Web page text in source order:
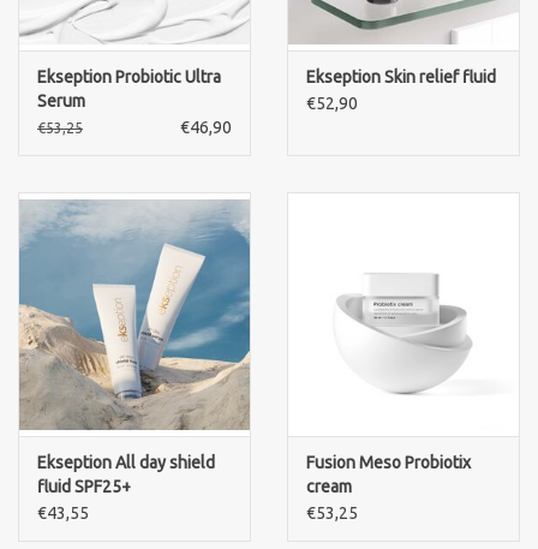
Ekseption Probiotic Ultra
Serum
€53,25 €46,90
Ekseption Skin relief fluid
€52,90
Ekseption All day shield
fluid SPF25+
€43,55
Fusion Meso Probiotix
cream
€53,25